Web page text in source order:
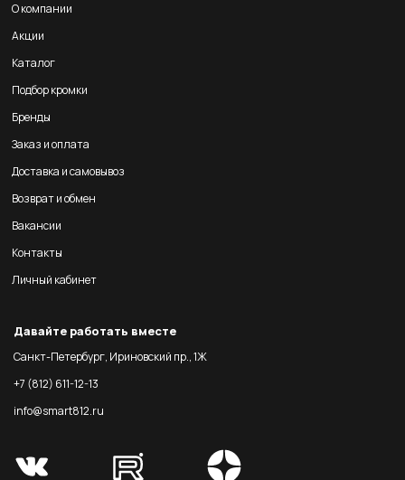
О компании
Акции
Каталог
Подбор кромки
Бренды
Заказ и оплата
Доставка и самовывоз
Возврат и обмен
Вакансии
Контакты
Личный кабинет
Давайте работать вместе
Санкт-Петербург, Ириновский пр., 1Ж
+7 (812) 611-12-13
info@smart812.ru